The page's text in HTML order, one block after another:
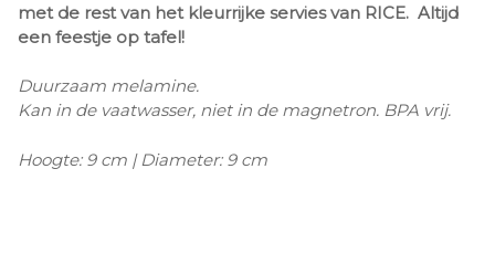
met de rest van het kleurrijke servies van RICE. Altijd
een feestje op tafel!
Duurzaam melamine.
Kan in de vaatwasser, niet in de magnetron. BPA vrij.
Hoogte: 9 cm | Diameter: 9 cm